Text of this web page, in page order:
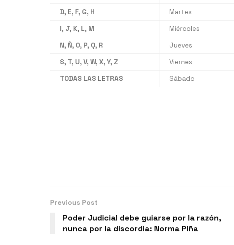
D, E, F, G, H
Martes
I, J, K, L, M
Miércoles
N, Ñ, O, P, Q, R
Jueves
S, T, U, V, W, X, Y, Z
Viernes
TODAS LAS LETRAS
Sábado
Previous Post
Poder Judicial debe guiarse por la razón,
nunca por la discordia: Norma Piña